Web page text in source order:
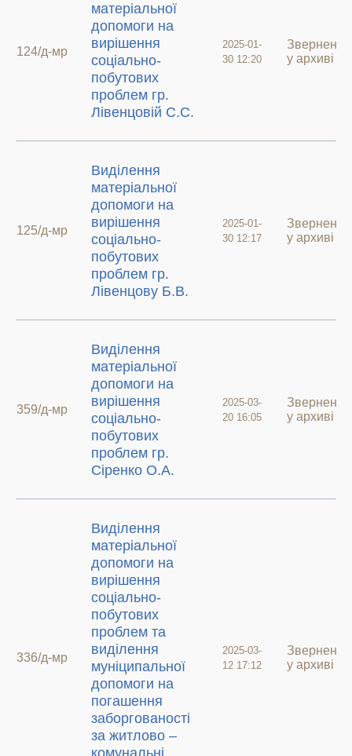
124/д-мр
матеріальної
допомоги на
вирішення
соціально-
побутових
проблем гр.
Лівенцовій С.С.
2025-01-
30 12:20
Звернення
у архиві
125/д-мр
Виділення
матеріальної
допомоги на
вирішення
соціально-
побутових
проблем гр.
Лівенцову Б.В.
2025-01-
30 12:17
Звернення
у архиві
359/д-мр
Виділення
матеріальної
допомоги на
вирішення
соціально-
побутових
проблем гр.
Сіренко О.А.
2025-03-
20 16:05
Звернення
у архиві
336/д-мр
Виділення
матеріальної
допомоги на
вирішення
соціально-
побутових
проблем та
виділення
муніципальної
допомоги на
погашення
заборгованості
за житлово –
комунальні
2025-03-
12 17:12
Звернення
у архиві